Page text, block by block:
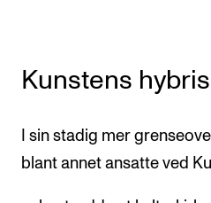
Kunstens hybris
I sin stadig mer
blant annet ansatte ved